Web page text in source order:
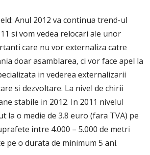
Anul 2012 va continua trend-ul
si vom vedea relocari ale unor
care nu vor externaliza catre
doar asamblarea, ci vor face apel la
in vederea externalizarii
si dezvoltare. La nivel de chirii
stabile in 2012. In 2011 nivelul
la o medie de 3.8 euro (fara TVA) pe
intre 4.000 – 5.000 de metri
pe o durata de minimum 5 ani.